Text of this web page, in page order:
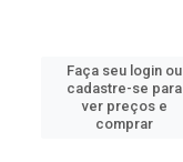
Faça seu login ou
cadastre-se para
ver preços e
comprar